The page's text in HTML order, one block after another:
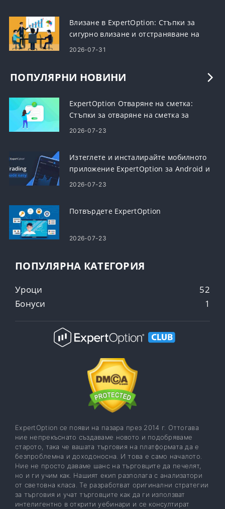
Влизане в ExpertOption: Стъпки за
сигурно влизане и отстраняване на
неизправности
2026-07-31
ПОПУЛЯРНИ НОВИНИ
ExpertOption Отваряне на сметка:
Стъпки за отваряне на сметка за
търговия
2026-07-23
Изтеглете и инсталирайте мобилното
приложение ExpertOption за Android и
iOS
2026-07-23
Потвърдете ExpertOption
2026-07-23
ПОПУЛЯРНА КАТЕГОРИЯ
Уроци
52
Бонуси
1
ExpertOption се появи на пазара през 2014 г. Оттогава
ние непрекъснато създаваме новото и подобряваме
старото, така че вашата търговия на платформата да е
безпроблемна и доходоносна. И това е само началото.
Ние не просто даваме шанс на търговците да печелят,
но и ги учим как. Нашият екип разполага с анализатори
от световна класа. Те разработват оригинални стратегии
за търговия и учат търговците как да ги използват
интелигентно в открити уебинари и се консултират